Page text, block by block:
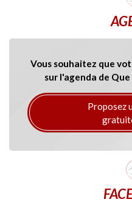
Vous souhaitez que
sur l'agenda de
Proposez